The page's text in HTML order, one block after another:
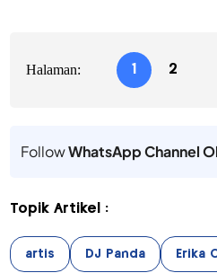
Halaman: 1 2
FollowWhatsApp Channel
Topik Artikel :
artis DJ Panda Erika